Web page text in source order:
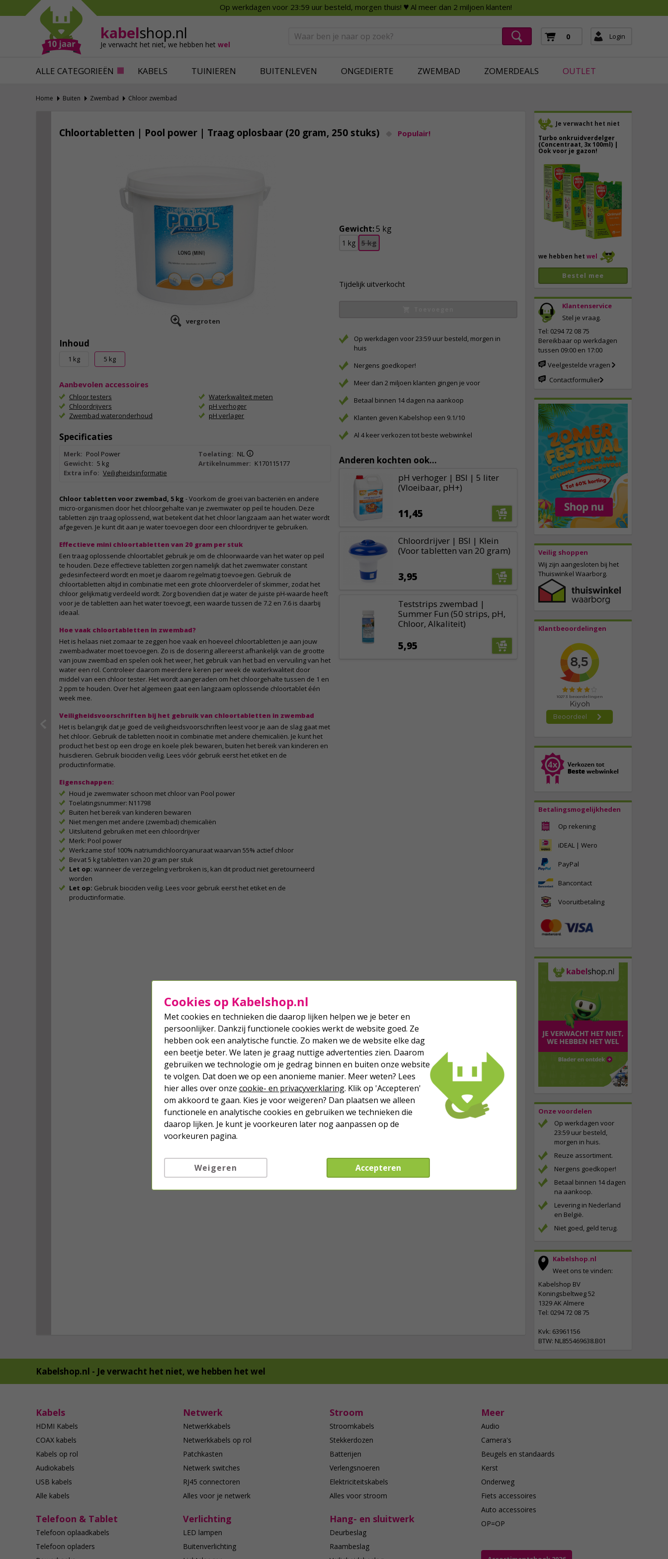
Op werkdagen voor 23:59 uur besteld, morgen thuis! ♥ Al meer dan 2 miljoen klanten!
kabelshop.nl
Je verwacht het niet, we hebben het wel
0 Login
ALLE CATEGORIEËN KABELS TUINIEREN BUITENLEVEN ONGEDIERTE ZWEMBAD ZOMERDEALS OUTLET
Mollen verjagen
Slakken bestrijden
Katten verjagen
Alles tegen ongedierte
Verfbenodigdheden
Behangbenodigdheden
Ventilatie
Smart Home
Deurbellen
Slimme beveiliging
Home Buiten Zwembad Chloor zwembad
Je verwacht het niet
Turbo onkruidverdelger
(Concentraat, 3x 100ml) |
Ook voor je gazon!
40,
we hebben het wel
Bestel mee
Klantenservice
Stel je vraag.
Tel: 0294 72 08 75
Bereikbaar op werkdagen
tussen 09:00 en 17:00
Veelgestelde vragen
Contactformulier
Veilig shoppen
Wij zijn aangesloten bij het
Thuiswinkel Waarborg.
Klantbeoordelingen
Betalingsmogelijkheden
Op rekening
iDEAL | Wero
PayPal
Bancontact
Vooruitbetaling
Onze voordelen
Op werkdagen voor
23:59 uur besteld,
morgen in huis.
Reuze assortiment.
Nergens goedkoper!
Betaal binnen 14 dagen
na aankoop.
Levering in Nederland
en België.
Niet goed, geld terug.
Kabelshop.nl
Weet ons te vinden:
Kabelshop BV
Koningsbeltweg 52
1329 AK Almere
Tel: 0294 72 08 75
Kvk: 63961156
BTW: NL855469638.B01
Chloortabletten | Pool power | Traag oplosbaar (20 gram, 250 stuks) Populair!
vergroten
Inhoud
1 kg 5 kg
Aanbevolen accessoires
Chloor testers
Chloordrijvers
Zwembad wateronderhoud
Waterkwaliteit meten
pH verhoger
pH verlager
Specificaties
Merk: Pool Power
Gewicht: 5 kg
Extra info: Veiligheidsinformatie
Toelating: NL
Artikelnummer: K170115177
Chloor tabletten voor zwembad, 5 kg - Voorkom de groei van bacteriën en andere
micro-organismen door het chloorgehalte van je zwemwater op peil te houden. Deze
tabletten zijn traag oplossend, wat betekent dat het chloor langzaam aan het water wordt
afgegeven. Je kunt dit aan je water toevoegen door een chloordrijver te gebruiken.
Effectieve mini chloortabletten van 20 gram per stuk
Een traag oplossende chloortablet gebruik je om de chloorwaarde van het water op peil
te houden. Deze effectieve tabletten zorgen namelijk dat het zwemwater constant
gedesinfecteerd wordt en moet je daarom regelmatig toevoegen. Gebruik de
chloortabletten altijd in combinatie met een grote chloorverdeler of skimmer, zodat het
chloor gelijkmatig verdeeld wordt. Zorg bovendien dat je water de juiste pH-waarde heeft
voor je de tabletten aan het water toevoegt, een waarde tussen de 7.2 en 7.6 is daarbij
ideaal.
Hoe vaak chloortabletten in zwembad?
Het is helaas niet zomaar te zeggen hoe vaak en hoeveel chloortabletten je aan jouw
zwembadwater moet toevoegen. Zo is de dosering allereerst afhankelijk van de grootte
van jouw zwembad en spelen ook het weer, het gebruik van het bad en vervuiling van het
water een rol. Controleer daarom meerdere keren per week de waterkwaliteit door
middel van een chloor tester. Het wordt aangeraden om het chloorgehalte tussen de 1 en
2 ppm te houden. Over het algemeen gaat een langzaam oplossende chloortablet één
week mee.
Veiligheidsvoorschriften bij het gebruik van chloortabletten in zwembad
Het is belangrijk dat je goed de veiligheidsvoorschriften leest voor je aan de slag gaat met
het chloor. Gebruik de tabletten nooit in combinatie met andere chemicaliën. Je kunt het
product het best op een droge en koele plek bewaren, buiten het bereik van kinderen en
huisdieren. Gebruik biociden veilig. Lees vóór gebruik eerst het etiket en de
productinformatie.
Eigenschappen:
Houd je zwemwater schoon met chloor van Pool power
Toelatingsnummer: N11798
Buiten het bereik van kinderen bewaren
Niet mengen met andere (zwembad) chemicaliën
Uitsluitend gebruiken met een chloordrijver
Merk: Pool power
Werkzame stof 100% natriumdichloorcyanuraat waarvan 55% actief chloor
Bevat 5 kg tabletten van 20 gram per stuk
Let op: wanneer de verzegeling verbroken is, kan dit product niet geretourneerd
worden
Let op: Gebruik biociden veilig. Lees voor gebruik eerst het etiket en de
productinformatie.
Gewicht:5 kg
1 kg 5 kg
Tijdelijk uitverkocht
Op werkdagen voor 23:59 uur besteld, morgen in
huis
Nergens goedkoper!
Meer dan 2 miljoen klanten gingen je voor
Betaal binnen 14 dagen na aankoop
Klanten geven Kabelshop een 9.1/10
Al 4 keer verkozen tot beste webwinkel
Anderen kochten ook...
pH verhoger | BSI | 5 liter
(Vloeibaar, pH+)
11,45
Chloordrijver | BSI | Klein
(Voor tabletten van 20 gram)
3,95
Teststrips zwembad |
Summer Fun (50 strips, pH,
Chloor, Alkaliteit)
5,95
Kabelshop.nl - Je verwacht het niet, we hebben het wel
Kabels
HDMI Kabels
COAX kabels
Kabels op rol
Audiokabels
USB kabels
Alle kabels
Netwerk
Netwerkkabels
Netwerkkabels op rol
Patchkasten
Netwerk switches
RJ45 connectoren
Alles voor je netwerk
Stroom
Stroomkabels
Stekkerdozen
Batterijen
Verlengsnoeren
Elektriciteitskabels
Alles voor stroom
Telefoon & Tablet
Telefoon oplaadkabels
Telefoon opladers
Verlichting
LED lampen
Buitenverlichting
Hang- en sluitwerk
Deurbeslag
Raambeslag
Meer
Audio
Camera's
Beugels en standaards
Kerst
Onderweg
Fiets accessoires
Auto accessoires
OP=OP
Cookies op Kabelshop.nl
Met cookies en technieken die daarop lijken helpen we je beter en
persoonlijker. Dankzij functionele cookies werkt de website goed. Ze
hebben ook een analytische functie. Zo maken we de website elke dag
een beetje beter. We laten je graag nuttige advertenties zien. Daarom
gebruiken we technologie om je gedrag binnen en buiten onze website
te volgen. Dat doen we op een anonieme manier. Meer weten? Lees
hier alles over onze cookie- en privacyverklaring. Klik op 'Accepteren'
om akkoord te gaan. Kies je voor weigeren? Dan plaatsen we alleen
functionele en analytische cookies en gebruiken we technieken die
daarop lijken. Je kunt je voorkeuren later nog aanpassen op de
voorkeuren pagina.
Accepteren
Weigeren